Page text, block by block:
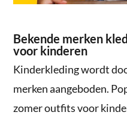
Bekende merken
voor kinderen
Kinderkleding wordt
merken aangeboden.
zomer outfits voor